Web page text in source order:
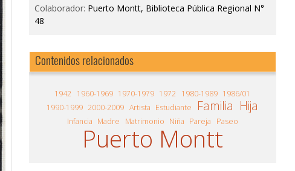
Colaborador: Puerto Montt, Biblioteca Pública Regional N°
48
Contenidos relacionados
1942 1960-1969 1970-1979 1972 1980-1989 1986/01
1990-1999 2000-2009 Artista Estudiante Familia Hija
Infancia Madre Matrimonio Niña Pareja Paseo
Puerto Montt